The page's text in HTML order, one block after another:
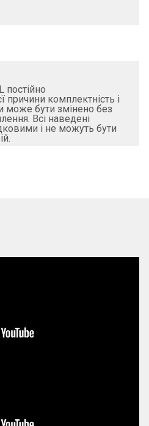
постійно
причини комплектність і
може бути змінено без
Всі наведені
і не можуть бути